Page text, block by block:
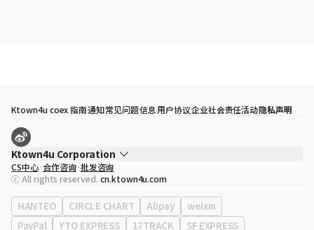
Ktown4u coex 指南通知常见问题信息用户协议企业社会责任活动隐私声明
Ktown4u Corporation
代表
宋効珉
营业执照 120-87-71116
公司地址 首尔特别市 江南区 岭东大路 513号 3楼 （三成洞， coex)
CS中心 合作咨询 批发咨询
ⓒ All rights reserved. cn.ktown4u.com
HANTEO CIRCLE CHART Alipay
weixin
PayPal
YTO EXPRESS 17TRACK SF EXPRESS